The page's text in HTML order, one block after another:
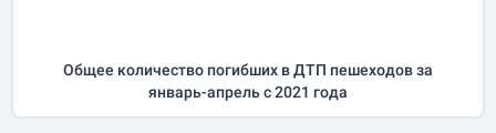
Общее количество погибших в ДТП пешеходов за
январь-апрельс 2021 года